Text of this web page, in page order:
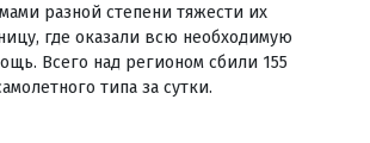
разной степени тяжести их
где оказали всю необходимую
Всего над регионом сбили 155
типа за сутки.